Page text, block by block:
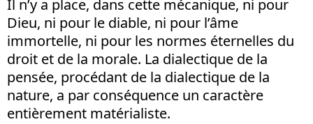
Il n’y a place, dans cette mécanique, ni pour
Dieu, ni pour le diable, ni pour l’âme
immortelle, ni pour les normes éternelles du
droit et de la morale. La dialectique de la
pensée, procédant de la dialectique de la
nature, a par conséquence un caractère
entièrement matérialiste.